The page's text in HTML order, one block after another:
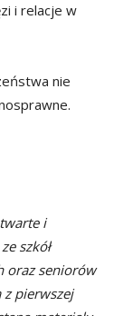
i relacje w
nie
i
szkół
oraz seniorów
zpierwszej